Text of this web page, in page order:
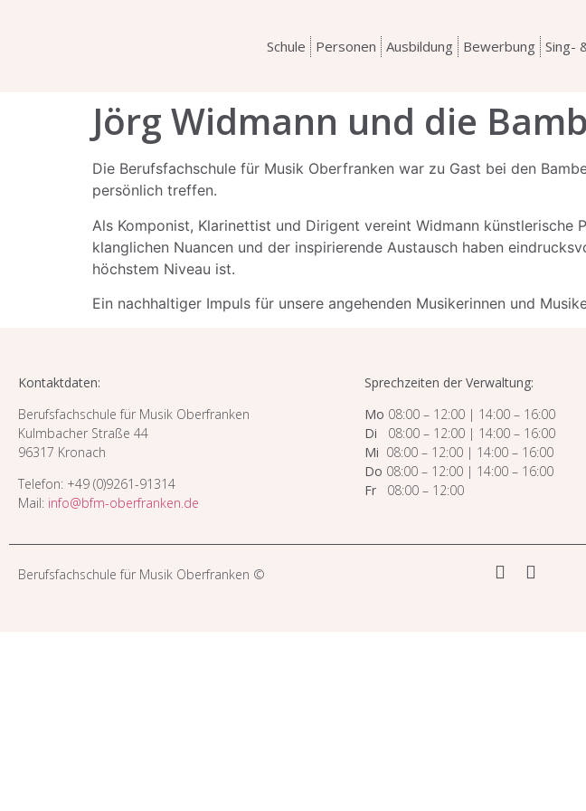
Schule Personen Ausbildung Bewerbung Sing-
Jörg Widmann und die
Die Berufsfachschule für Musik Oberfranken war zu Gast bei den
persönlich treffen.
Als Komponist, Klarinettist und Dirigent vereint Widmann
klanglichen Nuancen und der inspirierende Austausch haben
höchstem Niveau ist.
Ein nachhaltiger Impuls für unsere angehenden Musikerinnen und
Kontaktdaten:
Berufsfachschule für Musik Oberfranken
Kulmbacher Straße 44
96317 Kronach
Telefon: +49 (0)9261-91314
Mail: info@bfm-oberfranken.de
Sprechzeiten der Verwaltung:
Mo 08:00 – 12:00 | 14:00 – 16:00
Di 08:00 – 12:00 | 14:00 – 16:00
Mi 08:00 – 12:00 | 14:00 – 16:00
Do 08:00 – 12:00 | 14:00 – 16:00
Fr 08:00 – 12:00
Berufsfachschule für Musik Oberfranken ©​